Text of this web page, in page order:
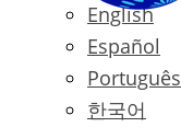
English
Español
Português
한국어